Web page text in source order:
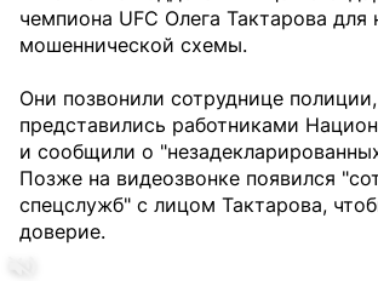
чемпиона UFC Олега Тактарова для
мошеннической схемы.
Они позвонили сотруднице полиции,
представились работниками
и сообщили о
Позже на видеозвонке появился
спецслужб" с лицом Тактарова,
доверие.